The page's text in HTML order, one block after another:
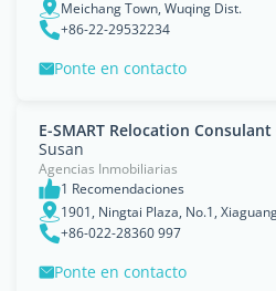
Meichang Town, Wuqing Dist.
+86-22-29532234
Ponte en contacto
E-SMART Relocation
Susan
Agencias Inmobiliarias
1 Recomendaciones
1901, Ningtai Plaza, No.1,
+86-022-28360 997
Ponte en contacto